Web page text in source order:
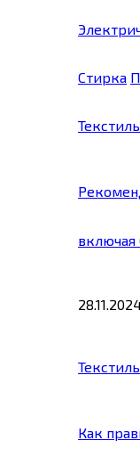
Стирка
Текстиль
включая
Текстиль
Как